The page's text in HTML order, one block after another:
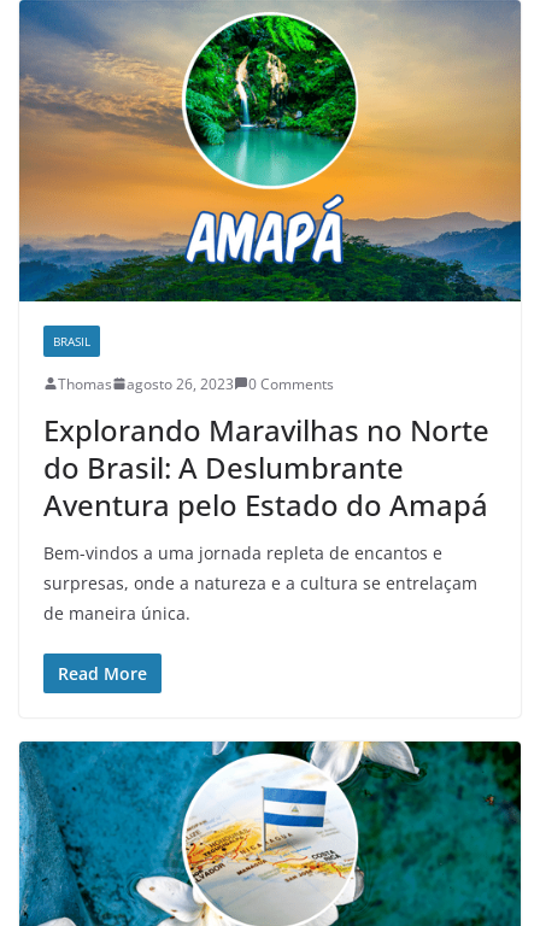
BRASIL
Thomas agosto 26, 2023 0 Comments
Explorando Maravilhas no Norte
do Brasil: A Deslumbrante
Aventura pelo Estado do Amapá
Bem-vindos a uma jornada repleta de encantos e
surpresas, onde a natureza e a cultura se entrelaçam
de maneira única.
Read More